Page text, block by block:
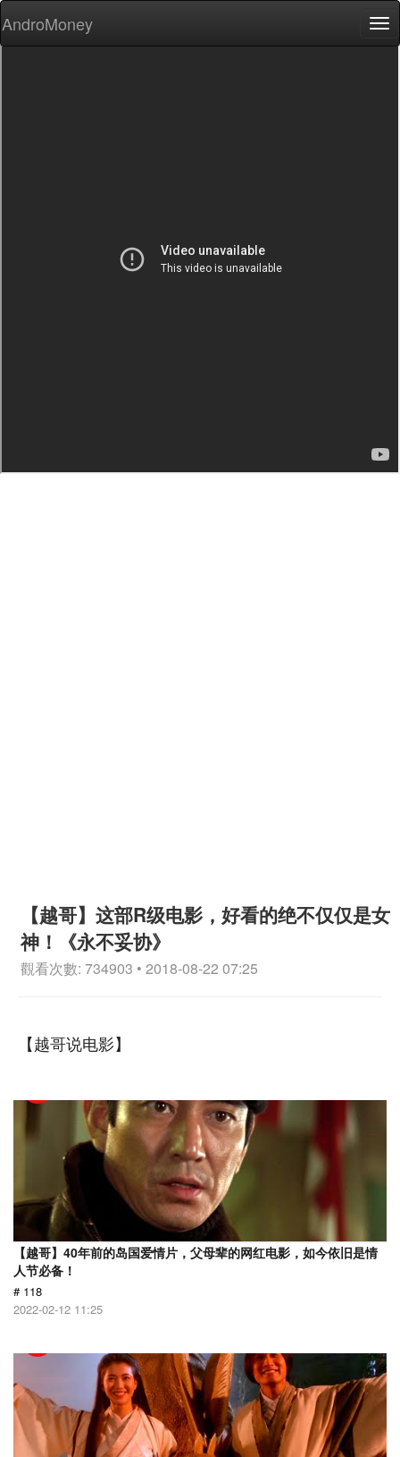
AndroMoney
【越哥】这部R级电影，好看的绝不仅仅是女
神！《永不妥协》
觀看次數: 734903 • 2018-08-22 07:25
【越哥说电影】
【越哥】40年前的岛国爱情片，父母辈的网红电影，如今依旧是情
人节必备！
# 118
2022-02-12 11:25